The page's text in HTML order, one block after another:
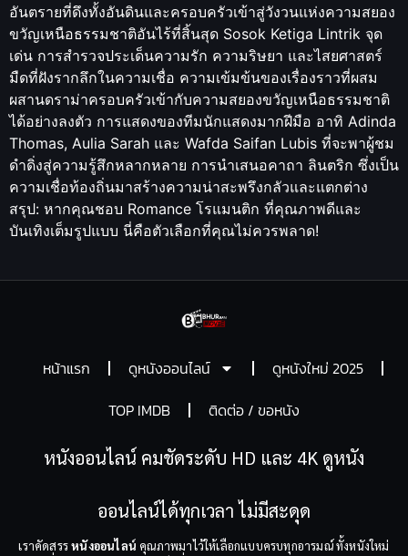
อันตรายที่ดึงทั้งอันดินและครอบครัวเข้าสู่วังวนแห่งความสยอง
ขวัญเหนือธรรมชาติอันไร้ที่สิ้นสุด Sosok Ketiga Lintrik จุด
เด่น การสำรวจประเด็นความรัก ความริษยา และไสยศาสตร์
มืดที่ฝังรากลึกในความเชื่อ ความเข้มข้นของเรื่องราวที่ผสม
ผสานดราม่าครอบครัวเข้ากับความสยองขวัญเหนือธรรมชาติ
ได้อย่างลงตัว การแสดงของทีมนักแสดงมากฝีมือ อาทิ Adinda
Thomas, Aulia Sarah และ Wafda Saifan Lubis ที่จะพาผู้ชม
ดำดิ่งสู่ความรู้สึกหลากหลาย การนำเสนอคาถา ลินตริก ซึ่งเป็น
ความเชื่อท้องถิ่นมาสร้างความน่าสะพรึงกลัวและแตกต่าง
สรุป: หากคุณชอบ Romance โรแมนติก ที่คุณภาพดีและ
บันเทิงเต็มรูปแบบ นี่คือตัวเลือกที่คุณไม่ควรพลาด!
หน้าแรก ดูหนังออนไลน์
ดูหนังใหม่ 2025
TOP IMDB
ติดต่อ / ขอหนัง
หนังออนไลน์ คมชัดระดับ HD และ 4K ดูหนัง
ออนไลน์ได้ทุกเวลา ไม่มีสะดุด
เราคัดสรรหนังออนไลน์ คุณภาพมาไว้ให้เลือกแบบครบทุกอารมณ์ ทั้งหนังใหม่